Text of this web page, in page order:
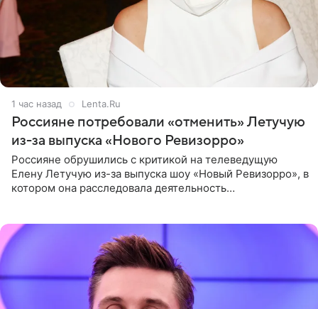
1 час назад Lenta.Ru
Россияне потребовали «отменить» Летучую
из-за выпуска «Нового Ревизорро»
Россияне обрушились с критикой на телеведущую
Елену Летучую из-за выпуска шоу «Новый Ревизорро», в
котором она расследовала деятельность